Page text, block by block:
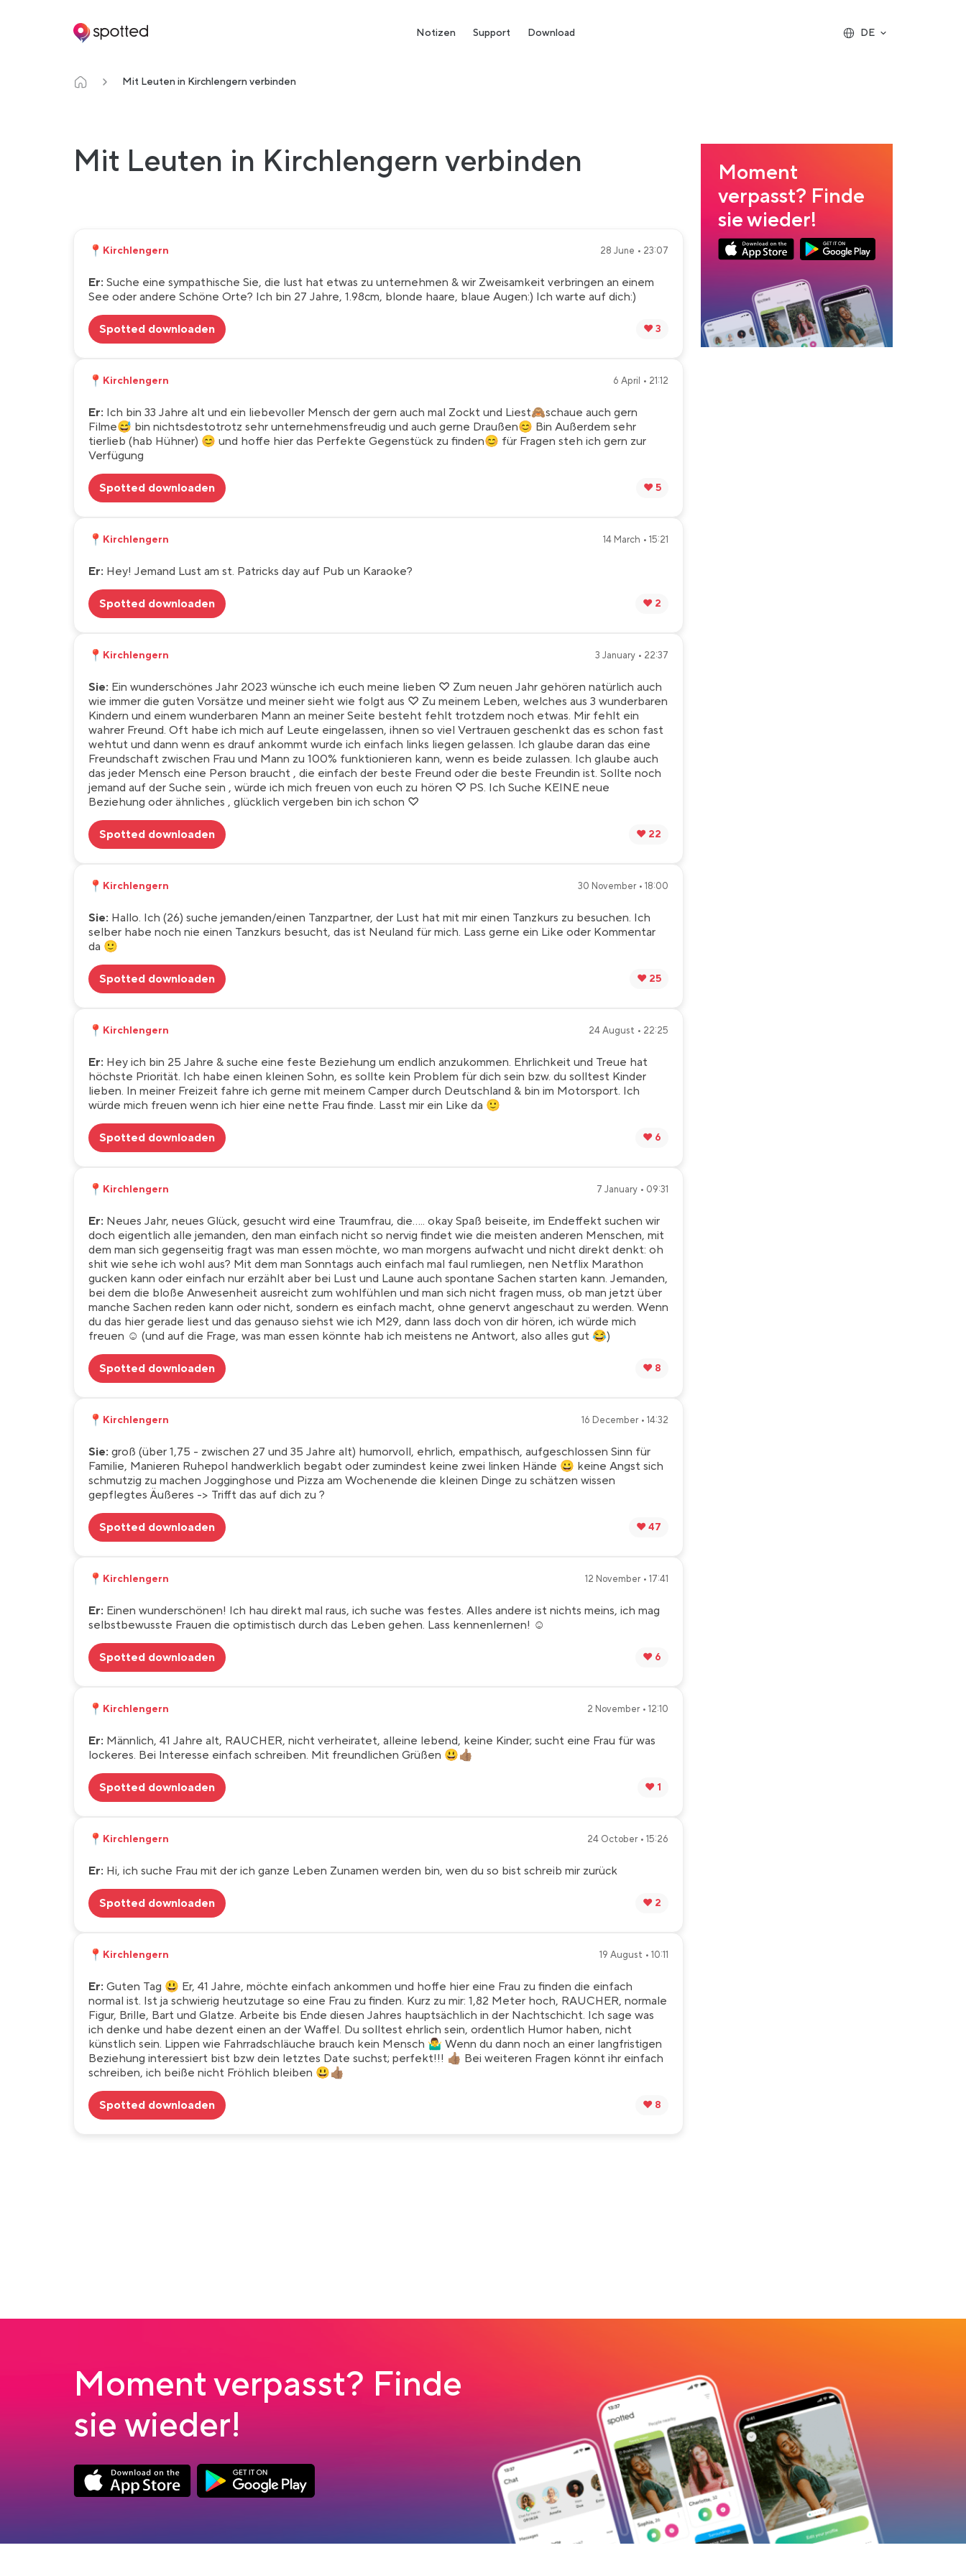
Main navigation Notizen Support Download DE
Mit Leuten in Kirchlengern verbinden
Mit Leuten in Kirchlengern verbinden
📍 Kirchlengern 28 June • 23:07
Er: Suche eine sympathische Sie, die lust hat etwas zu unternehmen & wir Zweisamkeit verbringen an einem
See oder andere Schöne Orte? Ich bin 27 Jahre, 1.98cm, blonde haare, blaue Augen:) Ich warte auf dich:)
Spotted downloaden ❤️ 3
📍 Kirchlengern 6 April • 21:12
Er: Ich bin 33 Jahre alt und ein liebevoller Mensch der gern auch mal Zockt und Liest🙈schaue auch gern
Filme😅 bin nichtsdestotrotz sehr unternehmensfreudig und auch gerne Draußen😊 Bin Außerdem sehr
tierlieb (hab Hühner) 😊 und hoffe hier das Perfekte Gegenstück zu finden😊 für Fragen steh ich gern zur
Verfügung
Spotted downloaden ❤️ 5
📍 Kirchlengern 14 March • 15:21
Er: Hey! Jemand Lust am st. Patricks day auf Pub un Karaoke?
Spotted downloaden ❤️ 2
📍 Kirchlengern 3 January • 22:37
Sie: Ein wunderschönes Jahr 2023 wünsche ich euch meine lieben ♡ Zum neuen Jahr gehören natürlich auch
wie immer die guten Vorsätze und meiner sieht wie folgt aus ♡ Zu meinem Leben, welches aus 3 wunderbaren
Kindern und einem wunderbaren Mann an meiner Seite besteht fehlt trotzdem noch etwas. Mir fehlt ein
wahrer Freund. Oft habe ich mich auf Leute eingelassen, ihnen so viel Vertrauen geschenkt das es schon fast
wehtut und dann wenn es drauf ankommt wurde ich einfach links liegen gelassen. Ich glaube daran das eine
Freundschaft zwischen Frau und Mann zu 100% funktionieren kann, wenn es beide zulassen. Ich glaube auch
das jeder Mensch eine Person braucht , die einfach der beste Freund oder die beste Freundin ist. Sollte noch
jemand auf der Suche sein , würde ich mich freuen von euch zu hören ♡ PS. Ich Suche KEINE neue
Beziehung oder ähnliches , glücklich vergeben bin ich schon ♡
Spotted downloaden ❤️ 22
📍 Kirchlengern 30 November • 18:00
Sie: Hallo. Ich (26) suche jemanden/einen Tanzpartner, der Lust hat mit mir einen Tanzkurs zu besuchen. Ich
selber habe noch nie einen Tanzkurs besucht, das ist Neuland für mich. Lass gerne ein Like oder Kommentar
da 🙂
Spotted downloaden ❤️ 25
📍 Kirchlengern 24 August • 22:25
Er: Hey ich bin 25 Jahre & suche eine feste Beziehung um endlich anzukommen. Ehrlichkeit und Treue hat
höchste Priorität. Ich habe einen kleinen Sohn, es sollte kein Problem für dich sein bzw. du solltest Kinder
lieben. In meiner Freizeit fahre ich gerne mit meinem Camper durch Deutschland & bin im Motorsport. Ich
würde mich freuen wenn ich hier eine nette Frau finde. Lasst mir ein Like da 🙂
Spotted downloaden ❤️ 6
📍 Kirchlengern 7 January • 09:31
Er: Neues Jahr, neues Glück, gesucht wird eine Traumfrau, die….. okay Spaß beiseite, im Endeffekt suchen wir
doch eigentlich alle jemanden, den man einfach nicht so nervig findet wie die meisten anderen Menschen, mit
dem man sich gegenseitig fragt was man essen möchte, wo man morgens aufwacht und nicht direkt denkt: oh
shit wie sehe ich wohl aus? Mit dem man Sonntags auch einfach mal faul rumliegen, nen Netflix Marathon
gucken kann oder einfach nur erzählt aber bei Lust und Laune auch spontane Sachen starten kann. Jemanden,
bei dem die bloße Anwesenheit ausreicht zum wohlfühlen und man sich nicht fragen muss, ob man jetzt über
manche Sachen reden kann oder nicht, sondern es einfach macht, ohne genervt angeschaut zu werden. Wenn
du das hier gerade liest und das genauso siehst wie ich M29, dann lass doch von dir hören, ich würde mich
freuen ☺️ (und auf die Frage, was man essen könnte hab ich meistens ne Antwort, also alles gut 😂)
Spotted downloaden ❤️ 8
📍 Kirchlengern 16 December • 14:32
Sie: groß (über 1,75 - zwischen 27 und 35 Jahre alt) humorvoll, ehrlich, empathisch, aufgeschlossen Sinn für
Familie, Manieren Ruhepol handwerklich begabt oder zumindest keine zwei linken Hände 😀 keine Angst sich
schmutzig zu machen Jogginghose und Pizza am Wochenende die kleinen Dinge zu schätzen wissen
gepflegtes Äußeres -> Trifft das auf dich zu ?
Spotted downloaden ❤️ 47
📍 Kirchlengern 12 November • 17:41
Er: Einen wunderschönen! Ich hau direkt mal raus, ich suche was festes. Alles andere ist nichts meins, ich mag
selbstbewusste Frauen die optimistisch durch das Leben gehen. Lass kennenlernen! ☺️
Spotted downloaden ❤️ 6
📍 Kirchlengern 2 November • 12:10
Er: Männlich, 41 Jahre alt, RAUCHER, nicht verheiratet, alleine lebend, keine Kinder; sucht eine Frau für was
lockeres. Bei Interesse einfach schreiben. Mit freundlichen Grüßen 😃👍🏽
Spotted downloaden ❤️ 1
📍 Kirchlengern 24 October • 15:26
Er: Hi, ich suche Frau mit der ich ganze Leben Zunamen werden bin, wen du so bist schreib mir zurück
Spotted downloaden ❤️ 2
📍 Kirchlengern 19 August • 10:11
Er: Guten Tag 😃 Er, 41 Jahre, möchte einfach ankommen und hoffe hier eine Frau zu finden die einfach
normal ist. Ist ja schwierig heutzutage so eine Frau zu finden. Kurz zu mir: 1,82 Meter hoch, RAUCHER, normale
Figur, Brille, Bart und Glatze. Arbeite bis Ende diesen Jahres hauptsächlich in der Nachtschicht. Ich sage was
ich denke und habe dezent einen an der Waffel. Du solltest ehrlich sein, ordentlich Humor haben, nicht
künstlich sein. Lippen wie Fahrradschläuche brauch kein Mensch 🤷‍♂️ Wenn du dann noch an einer langfristigen
Beziehung interessiert bist bzw dein letztes Date suchst; perfekt!!! 👍🏽 Bei weiteren Fragen könnt ihr einfach
schreiben, ich beiße nicht Fröhlich bleiben 😃👍🏽
Spotted downloaden ❤️ 8
Moment
verpasst? Finde
sie wieder!
Moment verpasst? Finde
sie wieder!